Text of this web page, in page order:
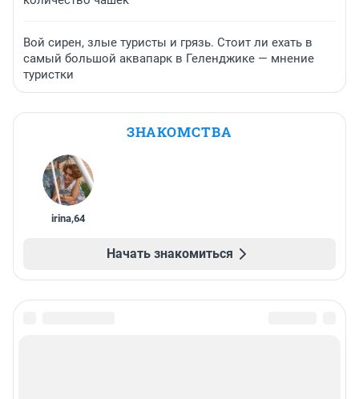
Вой сирен, злые туристы и грязь. Стоит ли ехать в
самый большой аквапарк в Геленджике — мнение
туристки
ЗНАКОМСТВА
irina,64
Начать знакомиться